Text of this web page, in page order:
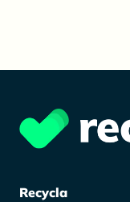
Recycla